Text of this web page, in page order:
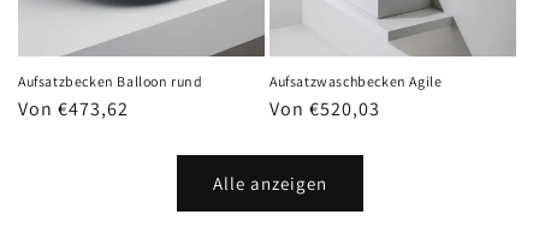
Aufsatzbecken Balloon rund
Normaler
Von €473,62
Aufsatzwaschbecken Agile
Normaler
Von €520,03
Alle anzeigen